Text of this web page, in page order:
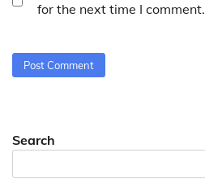
for the next time I comment.
Search